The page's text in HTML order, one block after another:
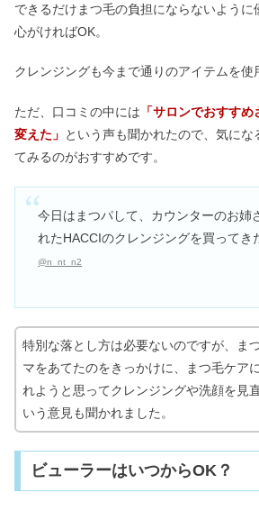
できるだけまつ毛の負担にならないように
心がければOK。
クレンジングも今まで通りのアイテムを使
ただ、口コミの中には 「サロンでおすす
変えた」 という声も聞かれたので、気にな
てみるのがおすすめです。
今日はまつパして、カウンターのお姉
れたHACCIのクレンジングを買ってき
@n_nt_n2
特別な落とし方は必要ないのですが、ま
マをあてたのをきっかけに、まつ毛ケア
れようと思ってクレンジングや洗顔を見
いう意見も聞かれました。
ビューラーはいつからOK？